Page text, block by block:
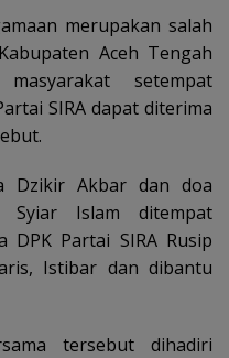
merupakan salah
Aceh Tengah
setempat
SIRA dapat diterima
Dzikir Akbar dan doa
Syiar Islam ditempat
Partai SIRA Rusip
Istibar dan dibantu
tersebut dihadiri